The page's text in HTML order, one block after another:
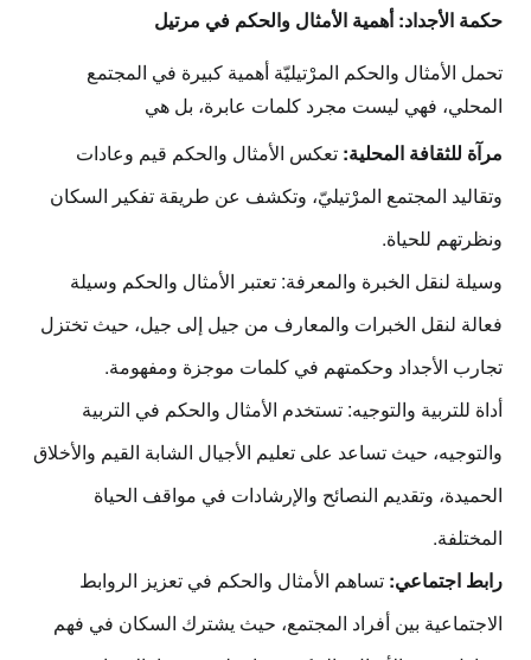
حكمة الأجداد: أهمية الأمثال والحكم في مرتيل
تحمل الأمثال والحكم المرْتيليّة أهمية كبيرة في المجتمع
المحلي، فهي ليست مجرد كلمات عابرة، بل هي
مرآة للثقافة المحلية: تعكس الأمثال والحكم قيم وعادات
وتقاليد المجتمع المرْتيليّ، وتكشف عن طريقة تفكير السكان
ونظرتهم للحياة.
وسيلة لنقل الخبرة والمعرفة: تعتبر الأمثال والحكم وسيلة
فعالة لنقل الخبرات والمعارف من جيل إلى جيل، حيث تختزل
تجارب الأجداد وحكمتهم في كلمات موجزة ومفهومة.
أداة للتربية والتوجيه: تستخدم الأمثال والحكم في التربية
والتوجيه، حيث تساعد على تعليم الأجيال الشابة القيم والأخلاق
الحميدة، وتقديم النصائح والإرشادات في مواقف الحياة
المختلفة.
رابط اجتماعي: تساهم الأمثال والحكم في تعزيز الروابط
الاجتماعية بين أفراد المجتمع، حيث يشترك السكان في فهم